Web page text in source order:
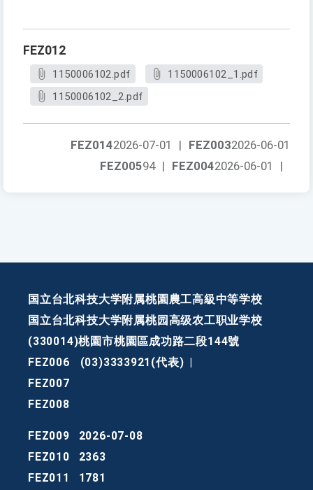
FEZ012
1150006102.pdf
1150006102_1.pdf
1150006102_2.pdf
FEZ0032026-06-01
FEZ0142026-07-01
|
FEZ0042026-06-01 |
FEZ00594 |
国立台北科技大学附属桃園農工高級中等学校
国立台北科技大学附属桃园高级农工职业学校
(330014)桃園市桃園區成功路二段144號
FEZ006
(03)3333921(代表)
FEZ007
FEZ008
FEZ009
2026-07-08
FEZ010
2363
FEZ011
1781